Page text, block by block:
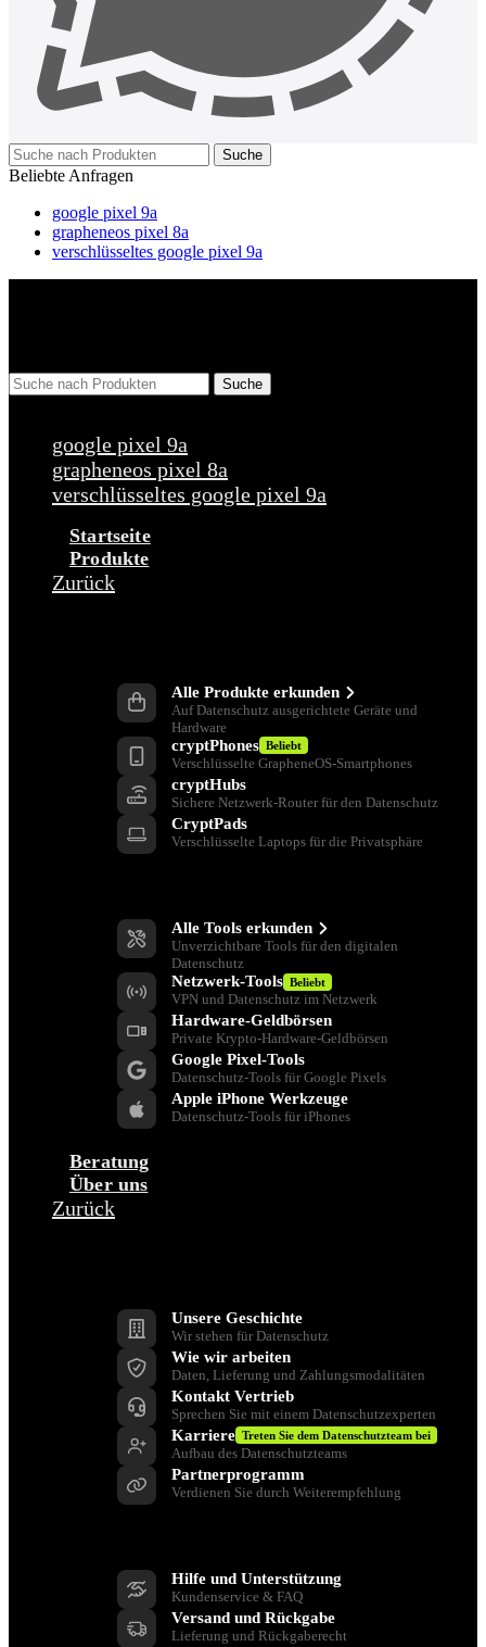
Suche
Beliebte Anfragen
google pixel 9a
grapheneos pixel 8a
verschlüsseltes google pixel 9a
Suche
google pixel 9a
grapheneos pixel 8a
verschlüsseltes google pixel 9a
Startseite
Produkte
Zurück
Alle Produkte erkunden
Auf Datenschutz ausgerichtete Geräte und
Hardware
cryptPhones Beliebt
Verschlüsselte GrapheneOS-Smartphones
cryptHubs
Sichere Netzwerk-Router für den Datenschutz
CryptPads
Verschlüsselte Laptops für die Privatsphäre
Alle Tools erkunden
Unverzichtbare Tools für den digitalen
Datenschutz
Netzwerk-Tools Beliebt
VPN und Datenschutz im Netzwerk
Hardware-Geldbörsen
Private Krypto-Hardware-Geldbörsen
Google Pixel-Tools
Datenschutz-Tools für Google Pixels
Apple iPhone Werkzeuge
Datenschutz-Tools für iPhones
Beratung
Über uns
Zurück
Unsere Geschichte
Wir stehen für Datenschutz
Wie wir arbeiten
Daten, Lieferung und Zahlungsmodalitäten
Kontakt Vertrieb
Sprechen Sie mit einem Datenschutzexperten
Karriere Treten Sie dem Datenschutzteam bei
Aufbau des Datenschutzteams
Partnerprogramm
Verdienen Sie durch Weiterempfehlung
Hilfe und Unterstützung
Kundenservice & FAQ
Versand und Rückgabe
Lieferung und Rückgaberecht